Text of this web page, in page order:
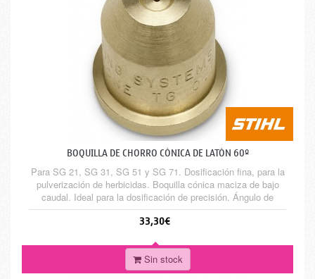
BOQUILLA DE CHORRO CÓNICA DE LATÓN 60º
Para SG 21, SG 31, SG 51 y SG 71. Dosificación fina, para la
pulverización de herbicidas. Boquilla cónica maciza de bajo
caudal. Ideal para la dosificación de precisión. Ángulo de
pulverización de 60º. Para el montaje en SG 51 y SG 71 se
requiere un portaboquillas.
33,30€
Sin stock